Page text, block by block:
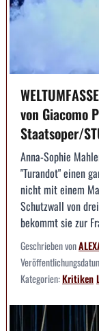
von Giacomo
Staatsoper/
Anna-Sophie
"Turandot" einen
nicht mit einem
Schutzwall von
bekommt sie zur
Geschrieben von
Kategorien:Kritiken